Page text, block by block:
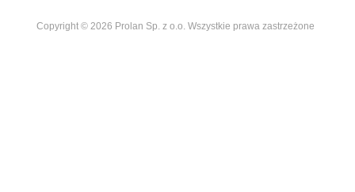
Copyright © 2026 Prolan Sp. z o.o. Wszystkie prawa zastrzeżone